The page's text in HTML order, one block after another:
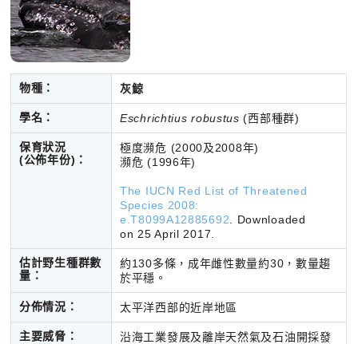
物種： 灰鯨
學名： Eschrichtius robustus (西部種群)
保育狀況
(公佈年份) ：
極度瀕危 (2000及2008年)
瀕危 (1996年)
The IUCN Red List of Threatened
Species 2008:
e.T8099A12885692 . Downloaded
on 25 April 2017.
估計野生種群數
量：
約130多條，成年雌性數量約30，數量趨
於平穩。
分佈情況： 太平洋西部的近岸地區
主要威脅：
沿海工業發展及離岸天然氣及石油開採發